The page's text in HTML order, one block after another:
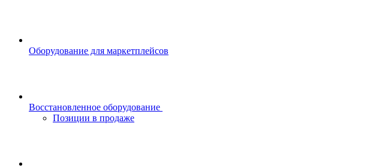
Оборудование для маркетплейсов
Восстановленное оборудование
Позиции в продаже